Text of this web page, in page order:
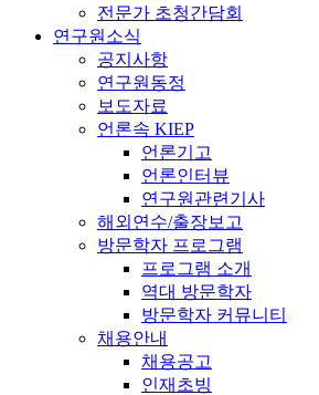
전문가 초청간담회
연구원소식
공지사항
연구원동정
보도자료
언론속 KIEP
언론기고
언론인터뷰
연구원관련기사
해외연수/출장보고
방문학자 프로그램
프로그램 소개
역대 방문학자
방문학자 커뮤니티
채용안내
채용공고
인재초빙